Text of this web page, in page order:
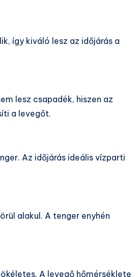
így kiváló lesz az időjárás a
lesz csapadék, hiszen az
a levegőt.
Az időjárás ideális vízparti
alakul. A tenger enyhén
A levegő hőmérséklete